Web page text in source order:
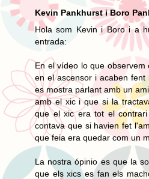
Kevin Pankhurst i Boro
Hola som Kevin i Boro i a
entrada:
En el vídeo lo que
en el ascensor i acaben
es mostra parlant amb un
amb el xic i que si la
que el xic era tot el
contava que si havien fet
que feia era quedar com un
La nostra ópinio es que la
que els xics es fan els